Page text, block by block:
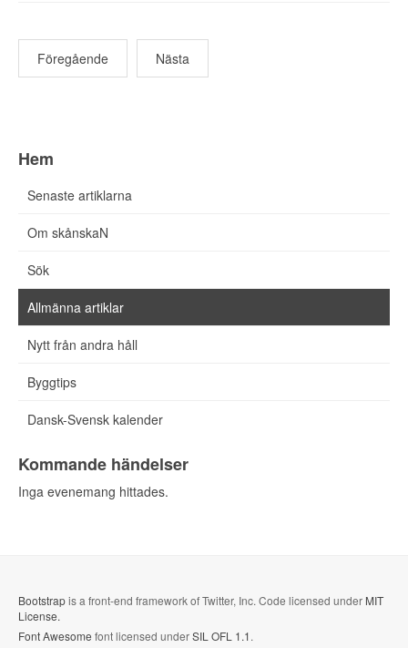
Föregående Nästa
Hem
Senaste artiklarna
Om skånskaN
Sök
Allmänna artiklar
Nytt från andra håll
Byggtips
Dansk-Svensk kalender
Kommande händelser
Inga evenemang hittades.
Bootstrapis a front-end framework of Twitter, Inc. Code licensed under MIT
License.
Font Awesome font licensed underSIL OFL 1.1.